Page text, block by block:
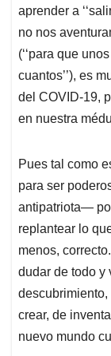
aprender a
no nos
(‘‘para que
cuantos’’), es
del COVID-19,
en nuestra
Pues tal como
para ser
antipatriota—
replantear lo
menos,
dudar de todo y
crear, de
nuevo mundo